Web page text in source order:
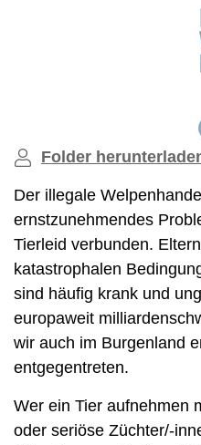
Folder
Der illegale
ernstzunehmendes
Tierleid verbunden.
katastrophalen
sind häufig krank und
europaweit
wir auch im Burgenland
entgegentreten.
Wer ein Tier aufnehmen
oder seriöse Züchter/-